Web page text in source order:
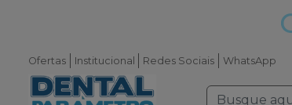
Ofertas Institucional Redes Sociais WhatsApp